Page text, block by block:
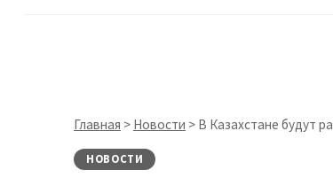
Главная > Новости > В Казахстане будут
НОВОСТИ